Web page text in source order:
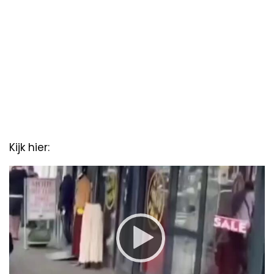
Kijk hier:
Video
Player